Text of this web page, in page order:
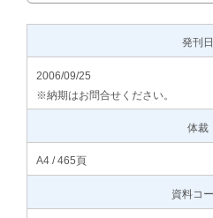
発刊日
2006/09/25
※納期はお問合せください。
体裁
A4 / 465頁
資料コ